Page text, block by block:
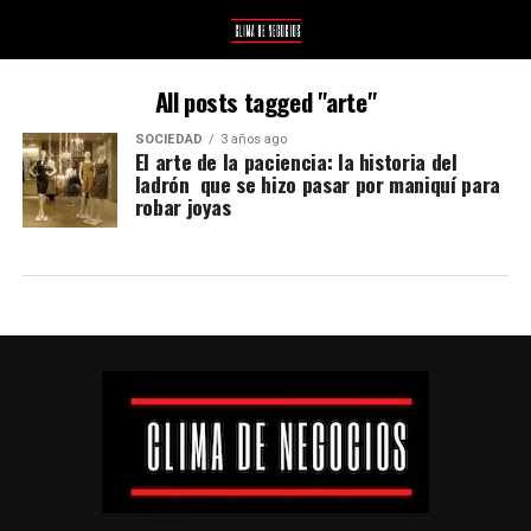
All posts tagged "arte"
SOCIEDAD 3 años ago
El arte de la paciencia: la historia del
ladrón que se hizo pasar por maniquí para
robar joyas